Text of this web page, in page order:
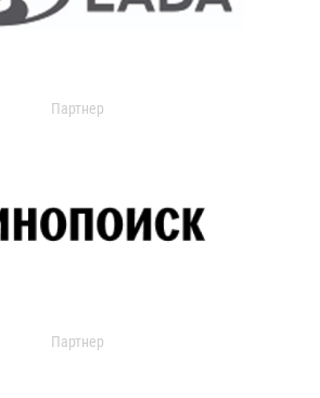
Партнер
Партнер